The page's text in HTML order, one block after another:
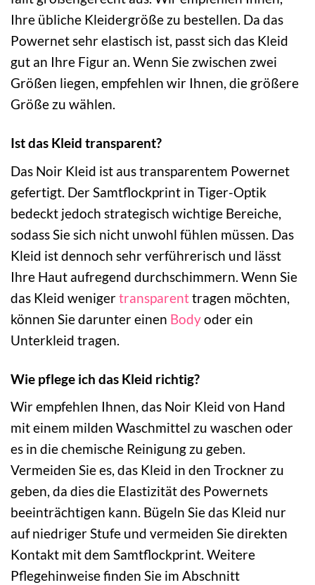
Ihre übliche Kleidergröße zu bestellen. Da das
Powernet sehr elastisch ist, passt sich das Kleid
gut an Ihre Figur an. Wenn Sie zwischen zwei
Größen liegen, empfehlen wir Ihnen, die größere
Größe zu wählen.
Ist das Kleid transparent?
Das Noir Kleid ist aus transparentem Powernet
gefertigt. Der Samtflockprint in Tiger-Optik
bedeckt jedoch strategisch wichtige Bereiche,
sodass Sie sich nicht unwohl fühlen müssen. Das
Kleid ist dennoch sehr verführerisch und lässt
Ihre Haut aufregend durchschimmern. Wenn Sie
das Kleid wenigertransparenttragen möchten,
können Sie darunter einen Bodyoder ein
Unterkleid tragen.
Wie pflege ich das Kleid richtig?
Wir empfehlen Ihnen, das Noir Kleid von Hand
mit einem milden Waschmittel zu waschen oder
es in die chemische Reinigung zu geben.
Vermeiden Sie es, das Kleid in den Trockner zu
geben, da dies die Elastizität des Powernets
beeinträchtigen kann. Bügeln Sie das Kleid nur
auf niedriger Stufe und vermeiden Sie direkten
Kontakt mit dem Samtflockprint. Weitere
Pflegehinweise finden Sie im Abschnitt